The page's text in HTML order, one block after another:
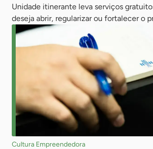
Unidade itinerante leva serviços
deseja abrir, regularizar ou fortalecer o
Cultura Empreendedora